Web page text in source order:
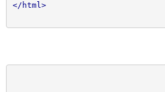
</html>